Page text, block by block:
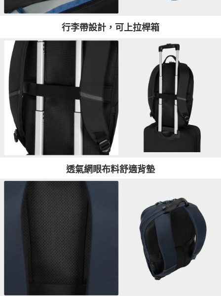
行李帶設計，可上拉桿箱
透氣網眼布料舒適背墊